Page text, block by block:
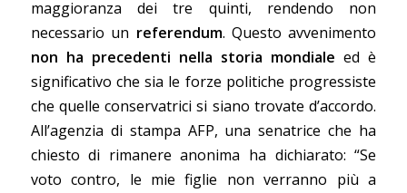
maggioranza dei tre quinti, rendendo non
necessario un referendum. Questo avvenimento
non ha precedenti nella storia mondiale ed è
significativo che sia le forze politiche progressiste
che quelle conservatrici si siano trovate d’accordo.
All’agenzia di stampa AFP, una senatrice che ha
chiesto di rimanere anonima ha dichiarato: “Se
voto contro, le mie figlie non verranno più a